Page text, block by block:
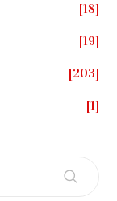
18
19
203
1